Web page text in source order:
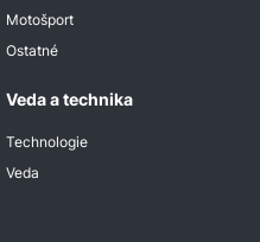
Motošport
Ostatné
Veda a technika
Technologie
Veda